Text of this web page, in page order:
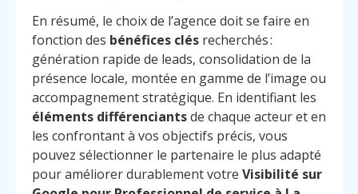
En résumé, le choix de l’agence doit se faire en
fonction des bénéfices clés recherchés :
génération rapide de leads, consolidation de la
présence locale, montée en gamme de l’image ou
accompagnement stratégique. En identifiant les
éléments différenciantsde chaque acteur et en
les confrontant à vos objectifs précis, vous
pouvez sélectionner le partenaire le plus adapté
pour améliorer durablement votre Visibilité sur